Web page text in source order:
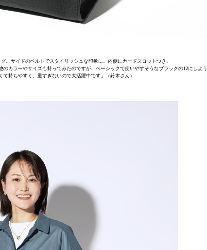
。サイドのベルトでスタイリッシュな印象に。内側にカードスロットつき。
カラーやサイズも持ってみたのですが、ベーシックで使いやすそうなブラックの12にしよう
持ちやすく、重すぎないので大活躍中です」（鈴木さん）